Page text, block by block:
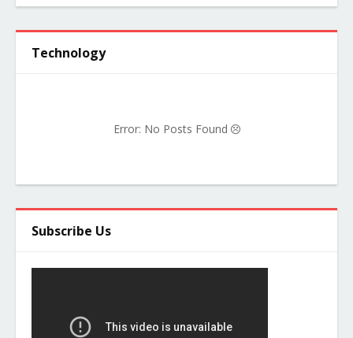
Technology
Error: No Posts Found
Subscribe Us